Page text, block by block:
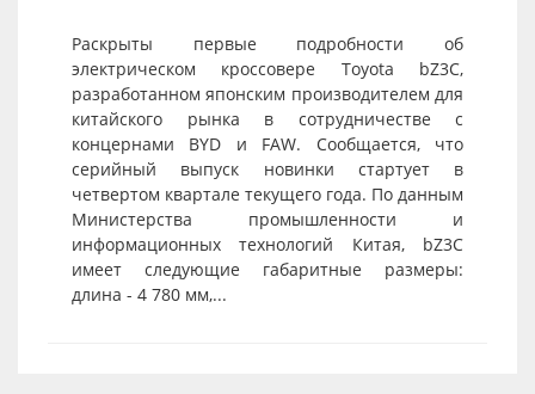
Раскрыты первые подробности об
электрическом кроссовере Toyota bZ3C,
разработанном японским производителем для
китайского рынка в сотрудничестве с
концернами BYD и FAW. Сообщается, что
серийный выпуск новинки стартует в
четвертом квартале текущего года. По данным
Министерства промышленности и
информационных технологий Китая, bZ3C
имеет следующие габаритные размеры:
длина - 4 780 мм,...